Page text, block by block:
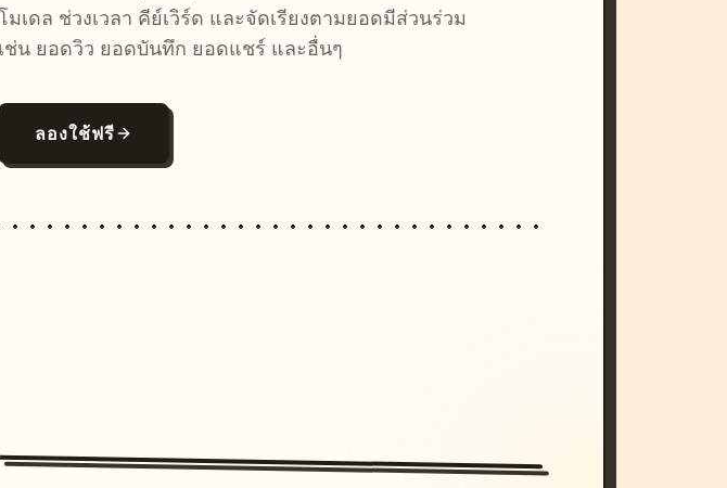
มเดล ช่วงเวลา คีย์เวิร์ด และจัดเรียงตามยอดมีส่วนร่วม
เช่น ยอดวิว ยอดบันทึก ยอดแชร์ และอื่นๆ
ลองใช้ฟรี